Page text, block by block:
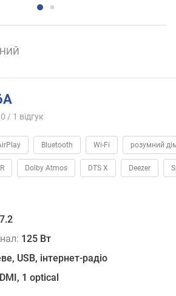
/ 1 відгук
Bluetooth Wi-Fi розумний
Dolby Atmos DTS X Deezer
125 Вт
USB, інтернет-радіо
1 optical